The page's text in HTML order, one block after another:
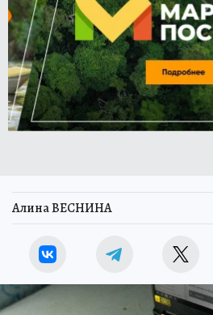
Алина ВЕСНИНА